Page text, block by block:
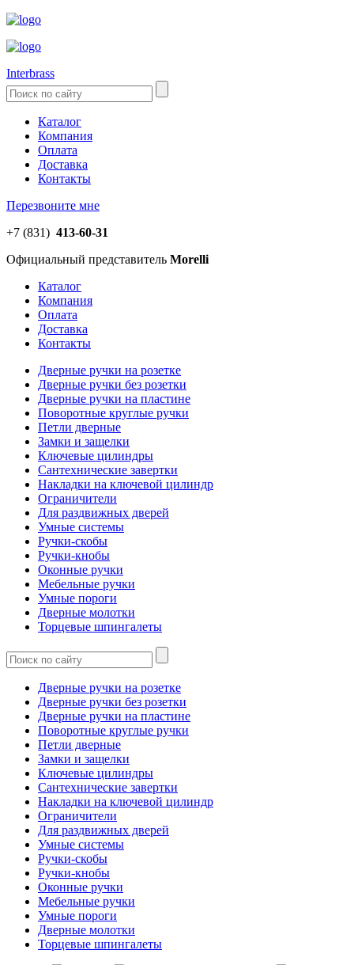
Interbrass
Каталог
Компания
Оплата
Доставка
Контакты
Перезвоните мне
+7 (831) 413-60-31
Официальный представитель Morelli
Каталог
Компания
Оплата
Доставка
Контакты
Дверные ручки на розетке
Дверные ручки без розетки
Дверные ручки на пластине
Поворотные круглые ручки
Петли дверные
Замки и защелки
Ключевые цилиндры
Сантехнические завертки
Накладки на ключевой цилиндр
Ограничители
Для раздвижных дверей
Умные системы
Ручки-скобы
Ручки-кнобы
Оконные ручки
Мебельные ручки
Умные пороги
Дверные молотки
Торцевые шпингалеты
Дверные ручки на розетке
Дверные ручки без розетки
Дверные ручки на пластине
Поворотные круглые ручки
Петли дверные
Замки и защелки
Ключевые цилиндры
Сантехнические завертки
Накладки на ключевой цилиндр
Ограничители
Для раздвижных дверей
Умные системы
Ручки-скобы
Ручки-кнобы
Оконные ручки
Мебельные ручки
Умные пороги
Дверные молотки
Торцевые шпингалеты